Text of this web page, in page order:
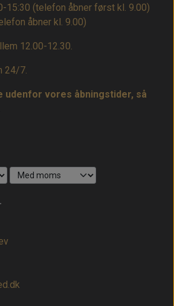
15:30 (telefon åbner først kl. 9.00)
åbner kl. 9.00)
12.00-12.30.
24/7.
udenfor vores åbningstider, så